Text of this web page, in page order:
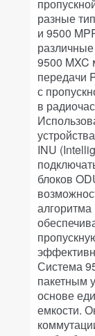
разные
и 9500
9500 MXC
передачи
с
в
INU
блоков
Система
пакетным
основе
емкости.